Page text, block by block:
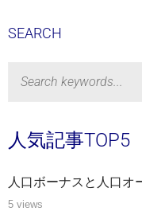
SEARCH
人気記事TOP5
人口ボーナスと人口オ
5 views